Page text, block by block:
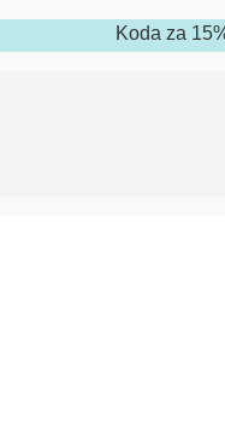
Koda za